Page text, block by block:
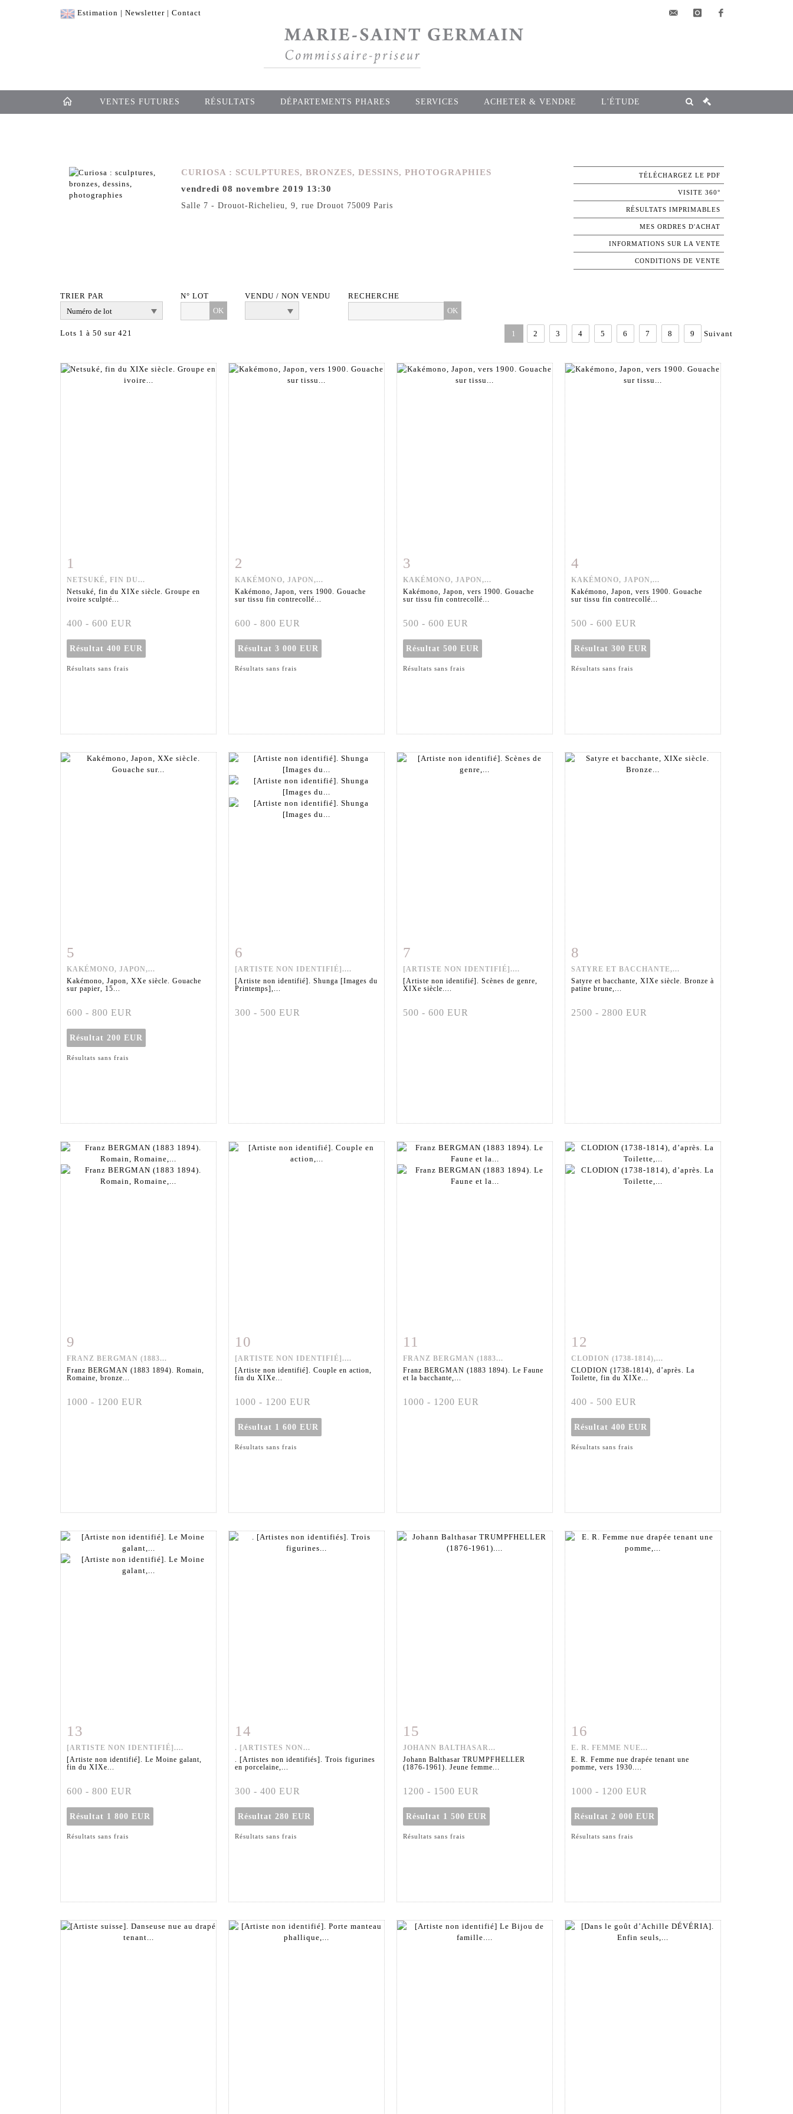
Estimation | Newsletter | Contact
VENTES FUTURES RÉSULTATS DÉPARTEMENTS PHARES SERVICES ACHETER & VENDRE L'ÉTUDE
CURIOSA : SCULPTURES, BRONZES, DESSINS, PHOTOGRAPHIES
vendredi 08 novembre 2019 13:30
Salle 7 - Drouot-Richelieu, 9, rue Drouot 75009 Paris
TÉLÉCHARGEZ LE PDF
VISITE 360°
RÉSULTATS IMPRIMABLES
MES ORDRES D'ACHAT
INFORMATIONS SUR LA VENTE
CONDITIONS DE VENTE
TRIER PAR
N° LOT
OK
VENDU / NON VENDU RECHERCHE
Lots 1 à 50 sur 421 1 2 3 4 5 6 7 8 9 Suivant
1
NETSUKÉ, FIN DU...
Netsuké, fin du XIXe siècle. Groupe en
ivoire sculpté...
400 - 600 EUR
Résultat 400 EUR
Résultats sans frais
2
KAKÉMONO, JAPON,...
Kakémono, Japon, vers 1900. Gouache
sur tissu fin contrecollé...
600 - 800 EUR
Résultat 3 000 EUR
Résultats sans frais
3
KAKÉMONO, JAPON,...
Kakémono, Japon, vers 1900. Gouache
sur tissu fin contrecollé...
500 - 600 EUR
Résultat 500 EUR
Résultats sans frais
4
KAKÉMONO, JAPON,...
Kakémono, Japon, vers 1900. Gouache
sur tissu fin contrecollé...
500 - 600 EUR
Résultat 300 EUR
Résultats sans frais
5
KAKÉMONO, JAPON,...
Kakémono, Japon, XXe siècle. Gouache
sur papier, 15...
600 - 800 EUR
Résultat 200 EUR
Résultats sans frais
6
[ARTISTE NON IDENTIFIÉ]....
[Artiste non identifié]. Shunga [Images du
Printemps],...
300 - 500 EUR
7
[ARTISTE NON IDENTIFIÉ]....
[Artiste non identifié]. Scènes de genre,
XIXe siècle....
500 - 600 EUR
8
SATYRE ET BACCHANTE,...
Satyre et bacchante, XIXe siècle. Bronze à
patine brune,...
2500 - 2800 EUR
9
FRANZ BERGMAN (1883...
Franz BERGMAN (1883 1894). Romain,
Romaine, bronze...
1000 - 1200 EUR
Fiche détaillée
10
[ARTISTE NON IDENTIFIÉ]....
[Artiste non identifié]. Couple en action,
fin du XIXe...
1000 - 1200 EUR
Résultat 1 600 EUR
Résultats sans frais
Fiche détaillée
11
FRANZ BERGMAN (1883...
Franz BERGMAN (1883 1894). Le Faune
et la bacchante,...
1000 - 1200 EUR
Fiche détaillée
12
CLODION (1738-1814),...
CLODION (1738-1814), d’après. La
Toilette, fin du XIXe...
400 - 500 EUR
Résultat 400 EUR
Résultats sans frais
Fiche détaillée
13
[ARTISTE NON IDENTIFIÉ]....
[Artiste non identifié]. Le Moine galant,
fin du XIXe...
600 - 800 EUR
Résultat 1 800 EUR
Résultats sans frais
Fiche détaillée
14
. [ARTISTES NON...
. [Artistes non identifiés]. Trois figurines
en porcelaine,...
300 - 400 EUR
Résultat 280 EUR
Résultats sans frais
Fiche détaillée
15
JOHANN BALTHASAR...
Johann Balthasar TRUMPFHELLER
(1876-1961). Jeune femme...
1200 - 1500 EUR
Résultat 1 500 EUR
Résultats sans frais
Fiche détaillée
16
E. R. FEMME NUE...
E. R. Femme nue drapée tenant une
pomme, vers 1930....
1000 - 1200 EUR
Résultat 2 000 EUR
Résultats sans frais